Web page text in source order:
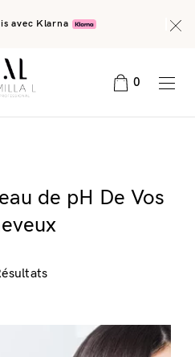
avec Klarna
0
de pH De Vos